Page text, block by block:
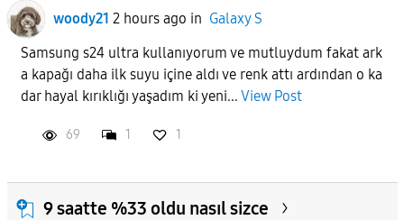
woody21 2 hours ago in Galaxy S
Samsung s24 ultra kullanıyorum ve mutluydum fakat ark
a kapağı daha ilk suyu içine aldı ve renk attı ardından o ka
dar hayal kırıklığı yaşadım ki yeni... View Post
69 1 1
9 saatte %33 oldu nasıl sizce